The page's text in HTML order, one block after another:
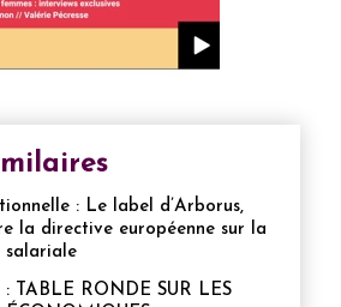
: Le label d’Arborus,
la directive européenne sur la
salariale
TABLE RONDE SUR LES